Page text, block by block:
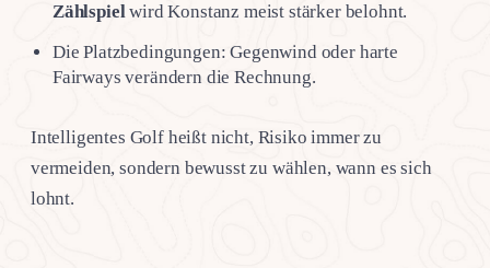
Zählspielwird Konstanz meist stärker belohnt.
Die Platzbedingungen: Gegenwind oder harte
Fairways verändern die Rechnung.
Intelligentes Golf heißt nicht, Risiko immer zu
vermeiden, sondern bewusst zu wählen, wann es sich
lohnt.